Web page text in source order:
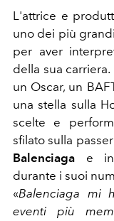
L'attrice e
uno dei più
per aver
della sua
un Oscar, un
una stella sulla
scelte e
sfilato sulla
Balenciaga e
durante i suoi
«Balenciaga mi
eventi più